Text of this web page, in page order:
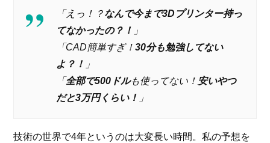
「えっ！？なんで今まで3Dプリンター持っ
てなかったの？！ 」
「CAD簡単すぎ！30分も勉強してない
よ？！ 」
「 全部で500ドルも使ってない！ 安いやつ
だと3万円くらい！ 」
技術の世界で4年というのは大変長い時間。私の予想を